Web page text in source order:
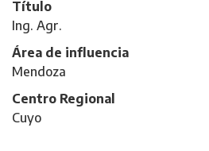
Título
Ing. Agr.
Área de influencia
Mendoza
Centro Regional
Cuyo